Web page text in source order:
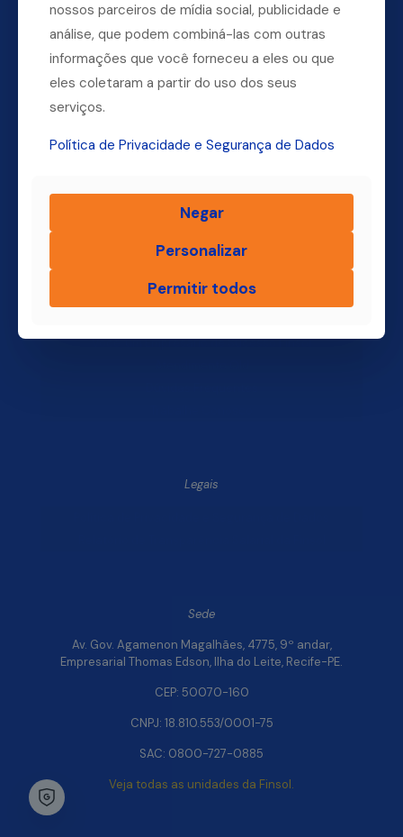
Dúvidas? Ligue para a nossa central.
Finsol
Quem Somos
Blog Finsol
Você, um Empresário de Sucesso Finsol
Legais
Sede
Av. Gov. Agamenon Magalhães, 4775, 9º andar,
Empresarial Thomas Edson, Ilha do Leite, Recife-PE.
CEP: 50070-160
CNPJ: 18.810.553/0001-75
SAC: 0800-727-0885
Veja todas as unidades da Finsol.
nossos parceiros de mídia social, publicidade e
análise, que podem combiná-las com outras
informações que você forneceu a eles ou que
eles coletaram a partir do uso dos seus
serviços.
Política de Privacidade e Segurança de Dados
Negar
Personalizar
Permitir todos